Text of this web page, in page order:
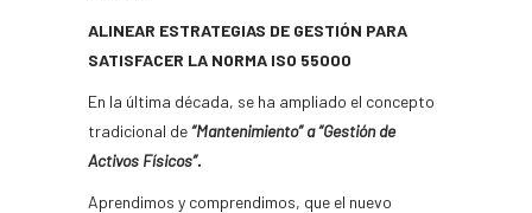
ALINEAR ESTRATEGIAS DE GESTIÓN PARA
SATISFACER LA NORMA ISO 55000
En la última década, se ha ampliado el concepto
tradicional de“Mantenimiento” a “Gestión de
Activos Físicos”.
Aprendimos y comprendimos, que el nuevo